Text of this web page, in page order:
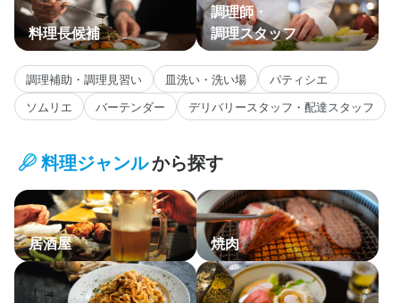
料理長候補
調理師・
調理スタッフ
調理補助・調理見習い 皿洗い・洗い場
パティシエ
ソムリエ
バーテンダー デリバリースタッフ・配達スタッフ
料理ジャンルから探す
居酒屋 焼肉